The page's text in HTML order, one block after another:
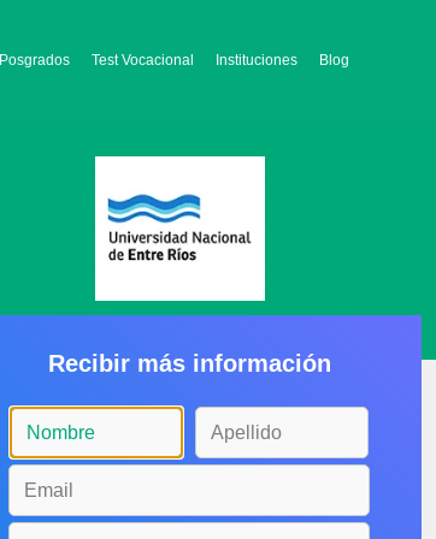
Posgrados Test Vocacional Instituciones Blog
Recibir más información